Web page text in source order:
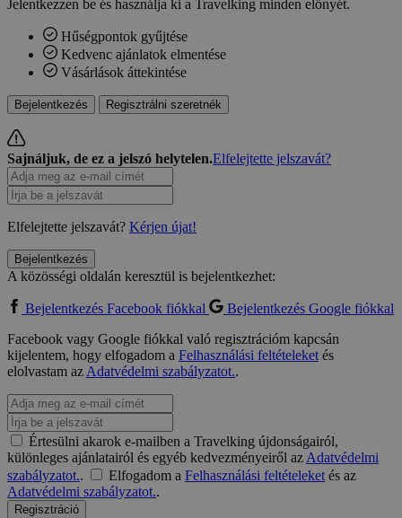
Jelentkezzen be és használja ki a Travelking minden előnyét.
Hűségpontok gyűjtése
Kedvenc ajánlatok elmentése
Vásárlások áttekintése
Bejelentkezés Regisztrálni szeretnék
Sajnáljuk, de ez a jelszó helytelen.Elfelejtette jelszavát?
Elfelejtette jelszavát? Kérjen újat!
Bejelentkezés
A közösségi oldalán keresztül is bejelentkezhet:
Bejelentkezés Facebook fiókkal
Bejelentkezés Google fiókkal
Facebook vagy Google fiókkal való regisztrációm kapcsán
kijelentem, hogy elfogadom a Felhasználási feltételeketés
elolvastam azAdatvédelmi szabályzatot..
Értesülni akarok e-mailben a Travelking újdonságairól,
különleges ajánlatairól és egyéb kedvezményeiről azAdatvédelmi
szabályzatot.. Elfogadom a Felhasználási feltételeketés az
Adatvédelmi szabályzatot..
Regisztráció